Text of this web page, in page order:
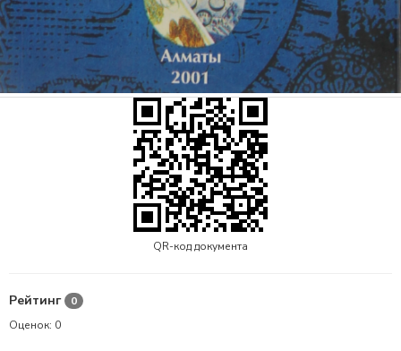
QR-код документа
Рейтинг
0
Оценок: 0